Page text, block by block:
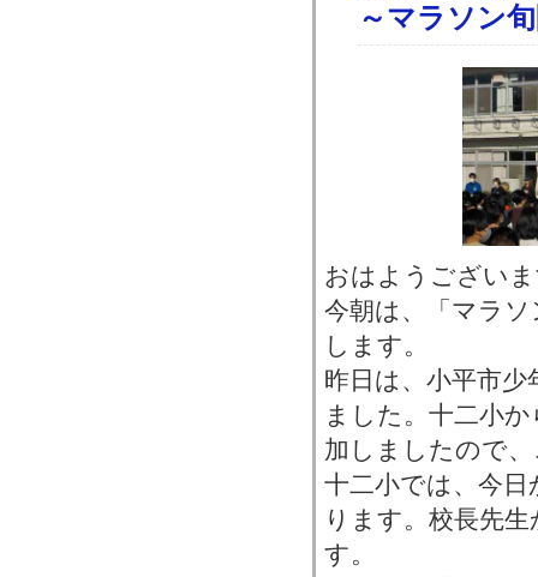
～マラソン
おはようござい
今朝は、「マラ
します。
昨日は、小平市
ました。十二小
加しましたので
十二小では、今
ります。校長先
す。